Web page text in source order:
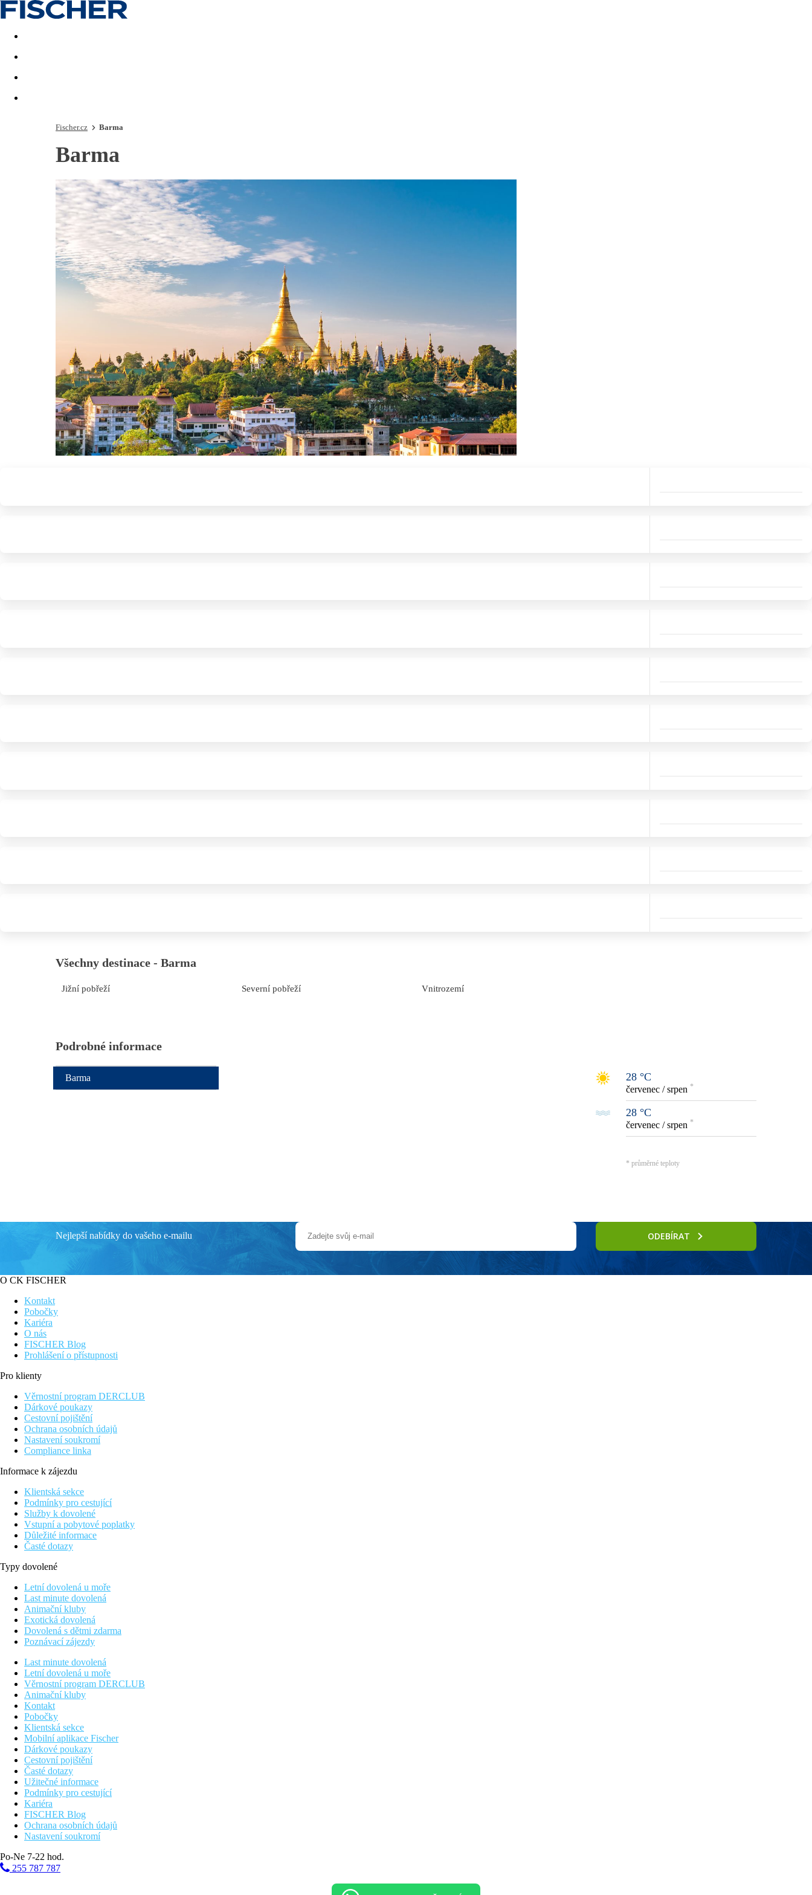
Akční nabídky Last minute
Fischer.cz Barma
Barma
Všechny destinace - Barma
Jižní pobřeží Severní pobřeží Vnitrozemí
Podrobné informace
28 °C
červenec / srpen *
28 °C
červenec / srpen *
* průměrné teploty
Barma
Nejlepší nabídky do vašeho e-mailu ODEBÍRAT
O CK FISCHER
Kontakt
Pobočky
Kariéra
O nás
FISCHER Blog
Prohlášení o přístupnosti
Pro klienty
Věrnostní program DERCLUB
Dárkové poukazy
Cestovní pojištění
Ochrana osobních údajů
Nastavení soukromí
Compliance linka
Informace k zájezdu
Klientská sekce
Podmínky pro cestující
Služby k dovolené
Vstupní a pobytové poplatky
Důležité informace
Časté dotazy
Typy dovolené
Letní dovolená u moře
Last minute dovolená
Animační kluby
Exotická dovolená
Dovolená s dětmi zdarma
Poznávací zájezdy
Last minute dovolená
Letní dovolená u moře
Věrnostní program DERCLUB
Animační kluby
Kontakt
Pobočky
Klientská sekce
Mobilní aplikace Fischer
Dárkové poukazy
Cestovní pojištění
Časté dotazy
Užitečné informace
Podmínky pro cestující
Kariéra
FISCHER Blog
Ochrana osobních údajů
Nastavení soukromí
Po-Ne 7-22 hod.
255 787 787